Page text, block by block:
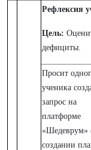
Рефлексия
Цель:
дефициты.
Просит
ученика
запрос на
платформе
«Шедеврум»
создании